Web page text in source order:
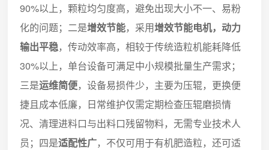
90%以上，颗粒均匀度高，避免出现大小不一、易粉
化的问题；二是增效节能，采用增效节能电机，动力
输出平稳，传动效率高，相较于传统造粒机能耗降低
30%以上，单台设备可满足中小规模批量生产需求；
三是运维简便，设备易损件少，主要为压辊，更换便
捷且成本低廉，日常维护仅需定期检查压辊磨损情
况、清理进料口与出料口残留物料，无需专业技术人
员；四是适配性广，不仅可用于有机肥造粒，还可适